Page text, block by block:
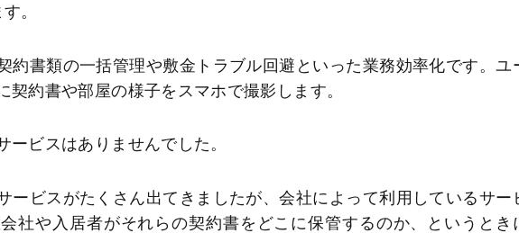
。
約書類の一括管理や敷金トラブル回避といった業務効率化です。ユ
約書や部屋の様子をスマホで撮影します。
ービスはありませんでした。
ービスがたくさん出てきましたが、会社によって利用しているサー
社や入居者がそれらの契約書をどこに保管するのか、というとき